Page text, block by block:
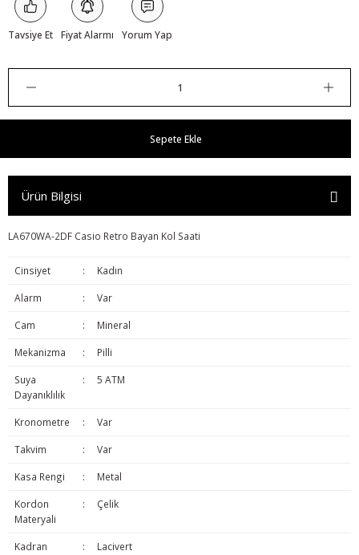
Tavsiye Et Fiyat Alarmı Yorum Yap
Sepete Ekle
Ürün Bilgisi
LA670WA-2DF Casio Retro Bayan Kol Saati
Cinsiyet : Kadın
Alarm : Var
Cam : Mineral
Mekanizma : Pilli
Suya
Dayanıklılık
: 5 ATM
Kronometre : Var
Takvim : Var
Kasa Rengi : Metal
Kordon
Materyali
: Çelik
Kadran
: Lacivert